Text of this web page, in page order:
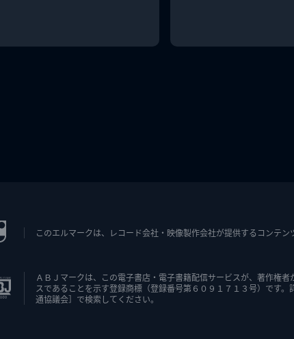
このエルマークは、レコード会社・映像製作会社が提供するコンテ
ＡＢＪマークは、この電子書店・電子書籍配信サービスが、著作権
スであることを示す登録商標（登録番号第６０９１７１３号）です
通協議会］で検索してください。